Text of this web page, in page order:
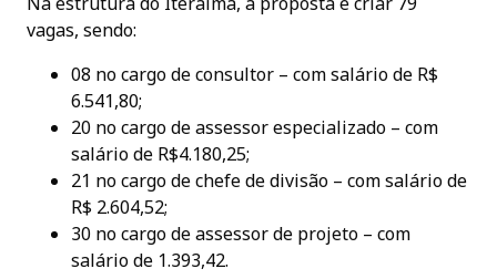
vagas, sendo:
08 no cargo de consultor – com salário de R$
6.541,80;
20 no cargo de assessor especializado – com
salário de R$4.180,25;
21 no cargo de chefe de divisão – com salário de
R$ 2.604,52;
30 no cargo de assessor de projeto – com
salário de 1.393,42.